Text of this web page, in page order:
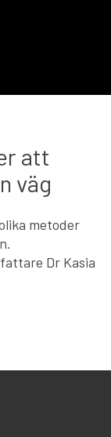
att
väg
metoder
Dr Kasia